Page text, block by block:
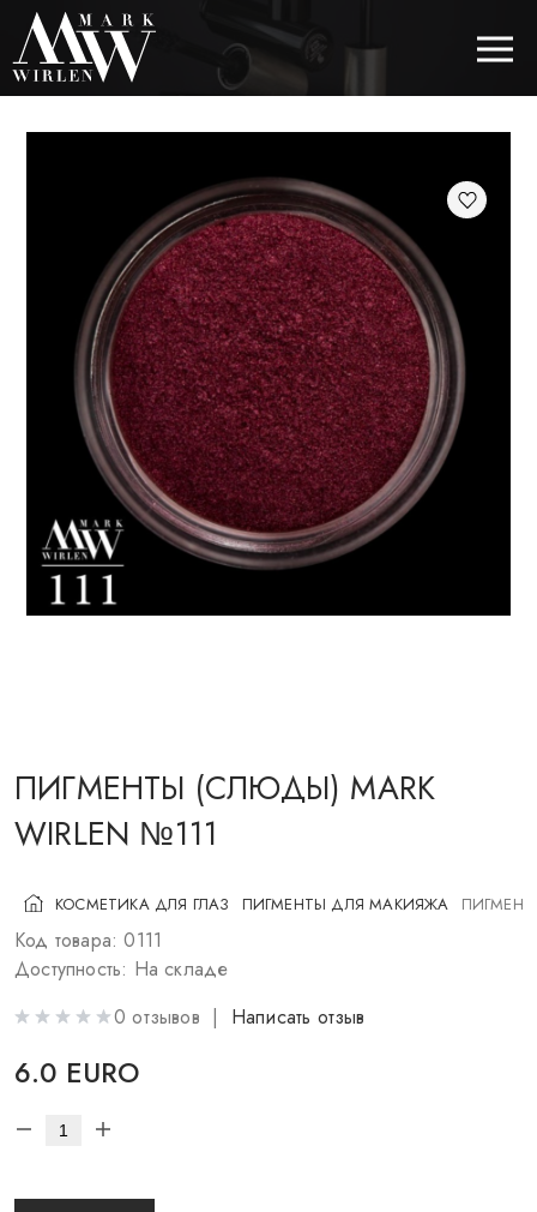
EUR
BEST SELLERS
КОСМЕТИКА ДЛЯ ВОЛОС
КОСМЕТИКА ДЛЯ ГЛАЗ
КОСМЕТИКА ДЛЯ БРОВЕЙ
КОСМЕТИКА ДЛЯ ГУБ
КОСМЕТИКА ДЛЯ ЛИЦА
КОСМЕТИКА ДЛЯ ЩЕК
ПИГМЕНТЫ (СЛЮДЫ) MARK
WIRLEN №111
КОСМЕТИКА ДЛЯ ГЛАЗ ПИГМЕНТЫ ДЛЯ МАКИЯЖА
Код товара: 0111
Доступность: На складе
0 отзывов | Написать отзыв
6.0 EURO